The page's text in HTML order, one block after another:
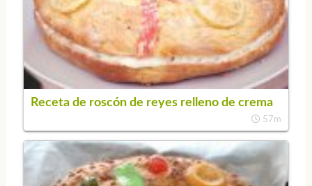
Receta de roscón de reyes relleno de crema
57m